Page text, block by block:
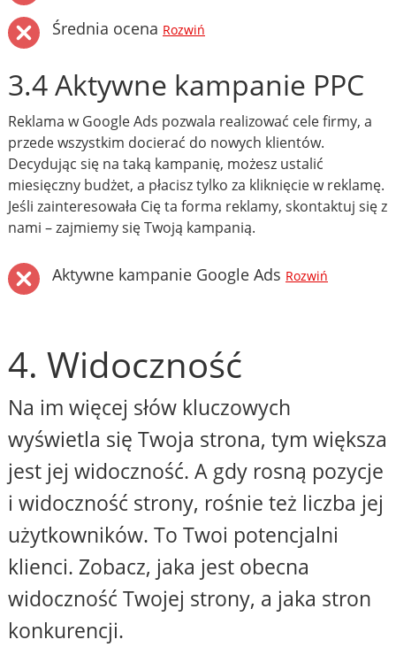
Średnia ocena Rozwiń
3.4 Aktywne kampanie PPC
Reklama w Google Ads pozwala realizować cele firmy, a
przede wszystkim docierać do nowych klientów.
Decydując się na taką kampanię, możesz ustalić
miesięczny budżet, a płacisz tylko za kliknięcie w reklamę.
Jeśli zainteresowała Cię ta forma reklamy, skontaktuj się z
nami – zajmiemy się Twoją kampanią.
Aktywne kampanie Google Ads Rozwiń
4. Widoczność
Na im więcej słów kluczowych
wyświetla się Twoja strona, tym większa
jest jej widoczność. A gdy rosną pozycje
i widoczność strony, rośnie też liczba jej
użytkowników. To Twoi potencjalni
klienci. Zobacz, jaka jest obecna
widoczność Twojej strony, a jaka stron
konkurencji.